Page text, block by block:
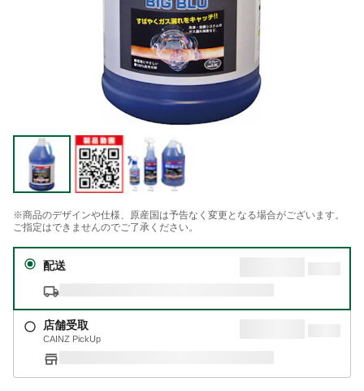
※商品のデザインや仕様、原産国は予告なく変更となる場合がございます。
ご指定はできませんのでご了承ください。
配送
店舗受取
CAINZ PickUp